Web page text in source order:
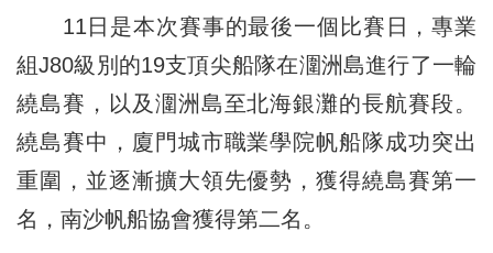
11日是本次賽事的最後一個比賽日，專業
組J80級別的19支頂尖船隊在潿洲島進行了一輪
繞島賽，以及潿洲島至北海銀灘的長航賽段。
繞島賽中，廈門城市職業學院帆船隊成功突出
重圍，並逐漸擴大領先優勢，獲得繞島賽第一
名，南沙帆船協會獲得第二名。